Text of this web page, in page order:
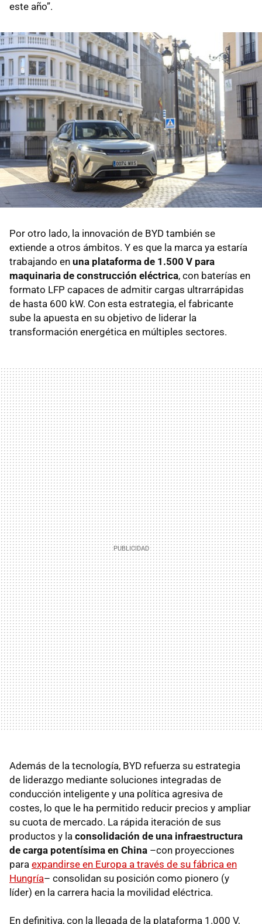
este año”.
Por otro lado, la innovación de BYD también se
extiende a otros ámbitos. Y es que la marca ya estaría
trabajando en una plataforma de 1.500 V para
maquinaria de construcción eléctrica, con baterías en
formato LFP capaces de admitir cargas ultrarrápidas
de hasta 600 kW. Con esta estrategia, el fabricante
sube la apuesta en su objetivo de liderar la
transformación energética en múltiples sectores.
Además de la tecnología, BYD refuerza su estrategia
de liderazgo mediante soluciones integradas de
conducción inteligente y una política agresiva de
costes, lo que le ha permitido reducir precios y ampliar
su cuota de mercado. La rápida iteración de sus
productos y la consolidación de una infraestructura
de carga potentísima en China –con proyecciones
para expandirse en Europa a través de su fábrica en
Hungría– consolidan su posición como pionero (y
líder) en la carrera hacia la movilidad eléctrica.
En definitiva, con la llegada de la plataforma 1.000 V,